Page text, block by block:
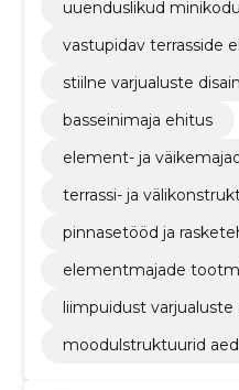
uuenduslikud
vastupidav terrasside
stiilne varjualuste disain
basseinimaja ehitus
element- ja
terrassi- ja
pinnasetööd ja
elementmajade
liimpuidust varjualuste
moodulstruktuurid